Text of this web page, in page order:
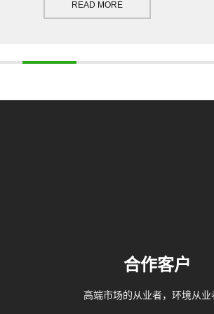
READ MORE
合作客户
高端市场的从业者，环境从业